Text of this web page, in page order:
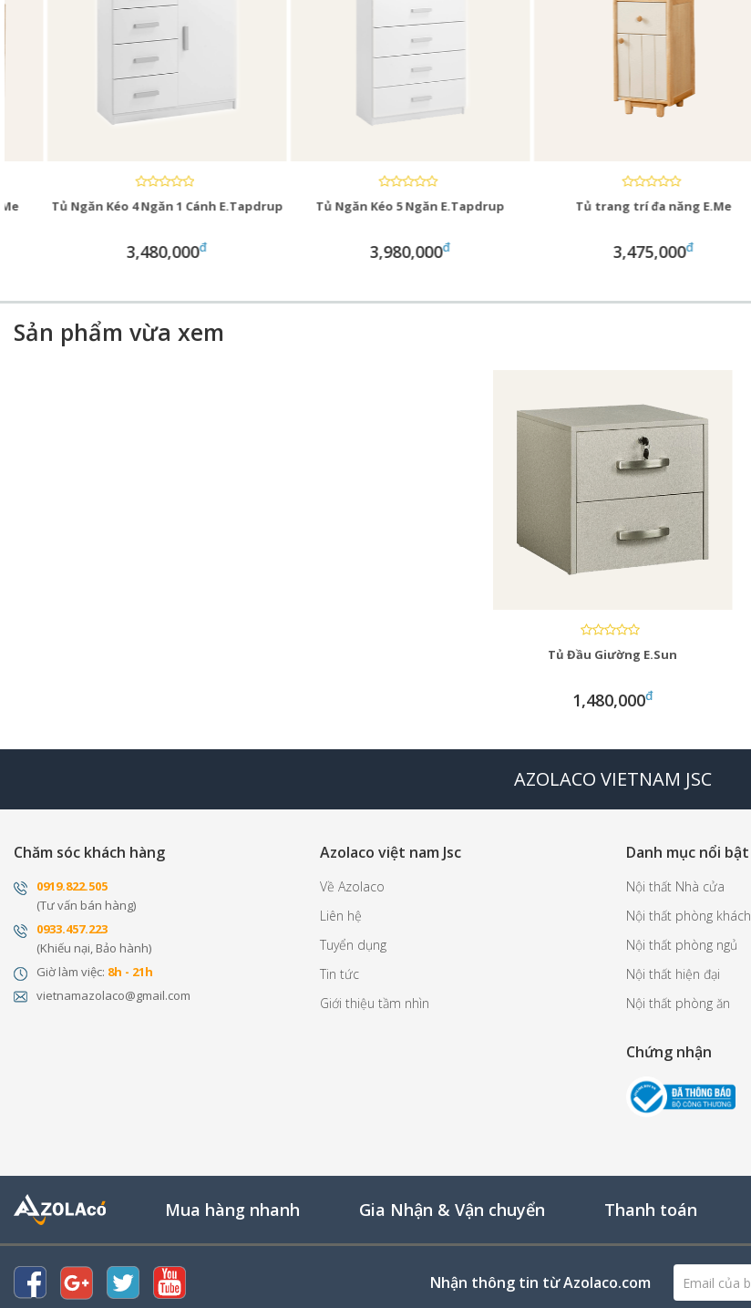
Tủ Ngăn Kéo 4 Ngăn 1 Cánh E.Tapdrup
3,480,000đ
Tủ Ngăn Kéo 5 Ngăn E.Tapdrup
3,980,000đ
Tủ trang trí đa năng E.Me
3,475,000đ
Sản phẩm vừa xem
Tủ Đầu Giường E.Sun
1,480,000đ
AZOLACO VIETNAM JSC
Chăm sóc khách hàng
0919.822.505
(Tư vấn bán hàng)
0933.457.223
(Khiếu nại, Bảo hành)
Giờ làm việc: 8h - 21h
vietnamazolaco@gmail.com
Azolaco việt nam Jsc
Về Azolaco
Liên hệ
Tuyển dụng
Tin tức
Giới thiệu tầm nhìn
Danh mục nổi bật
Nội thất Nhà cửa
Nội thất phòng khách
Nội thất phòng ngủ
Nội thất hiện đại
Nội thất phòng ăn
Chứng nhận
Mua hàng nhanh Gia Nhận & Vận chuyển Thanh toán
Nhận thông tin từ Azolaco.com